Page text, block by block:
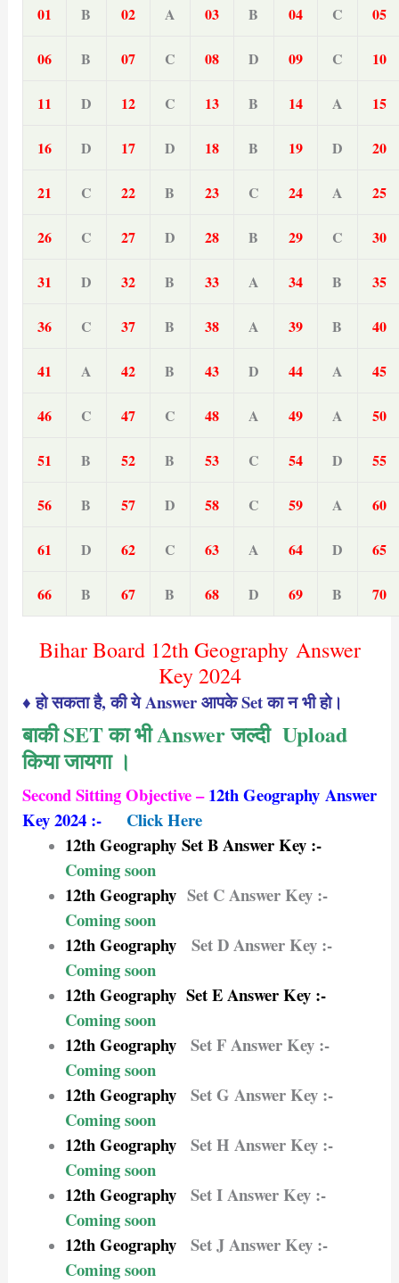
01 B 02 A 03 B 04 C 05
06 B 07 C 08 D 09 C 10
11 D 12 C 13 B 14 A 15
16 D 17 D 18 B 19 D 20
21 C 22 B 23 C 24 A 25
26 C 27 D 28 B 29 C 30
31 D 32 B 33 A 34 B 35
36 C 37 B 38 A 39 B 40
41 A 42 B 43 D 44 A 45
46 C 47 C 48 A 49 A 50
51 B 52 B 53 C 54 D 55
56 B 57 D 58 C 59 A 60
61 D 62 C 63 A 64 D 65
66 B 67 B 68 D 69 B 70
Bihar Board 12th Geography Answer
Key 2024
♦ हो सकता है, की ये Answer आपके Set का न भी हो।
बाकी SET का भी Answer जल्दी Upload
किया जायगा ।
Second SittingObjective –12th Geography Answer
Key 2024 :- Click Here
12th Geography Set B Answer Key :-
Coming soon
12th Geography Set C Answer Key :-
Coming soon
12th Geography
Set D Answer Key :-
Coming soon
12th Geography Set E Answer Key :-
Coming soon
12th Geography Set F Answer Key :-
Coming soon
12th Geography Set G Answer Key :-
Coming soon
12th Geography Set H Answer Key :-
Coming soon
12th Geography Set I Answer Key :-
Coming soon
12th Geography Set J Answer Key :-
Coming soon